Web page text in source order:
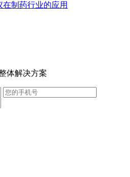
制药行业的应用
体解决方案